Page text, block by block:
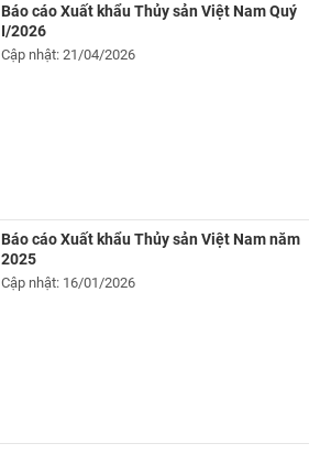
Báo cáo Xuất khẩu Thủy sản Việt Nam Quý
I/2026
Cập nhật: 21/04/2026
Báo cáo Xuất khẩu Thủy sản Việt Nam năm
2025
Cập nhật: 16/01/2026